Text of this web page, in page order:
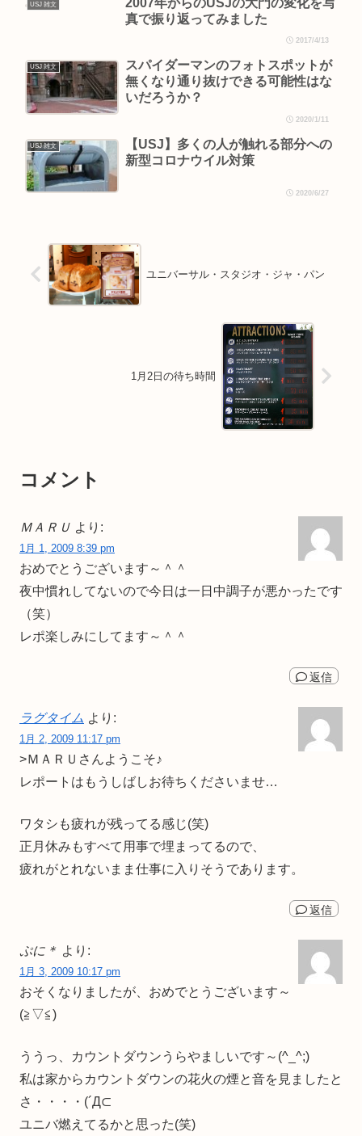
USJ 雑文
真で振り返ってみました
2017/4/13
USJ 雑文
スパイダーマンのフォトスポットが
無くなり通り抜けできる可能性はな
いだろうか？
2020/1/11
USJ 雑文
【USJ】多くの人が触れる部分への
新型コロナウイル対策
2020/6/27
ユニバーサル・スタジオ・ジャ・パン
1月2日の待ち時間
コメント
ＭＡＲＵ より:
1月 1, 2009 8:39 pm
おめでとうございます～＾＾
夜中慣れしてないので今日は一日中調子が悪かったです
（笑）
レポ楽しみにしてます～＾＾
返信
ラグタイム より:
1月 2, 2009 11:17 pm
>ＭＡＲＵさんようこそ♪
レポートはもうしばしお待ちくださいませ…
ワタシも疲れが残ってる感じ(笑)
正月休みもすべて用事で埋まってるので、
疲れがとれないまま仕事に入りそうであります。
返信
ぷに＊ より:
1月 3, 2009 10:17 pm
おそくなりましたが、おめでとうございます～
(≧▽≦)
ううっ、カウントダウンうらやましいです～(^_^;)
私は家からカウントダウンの花火の煙と音を見ましたと
さ・・・・(´Д⊂
ユニバ燃えてるかと思った(笑)